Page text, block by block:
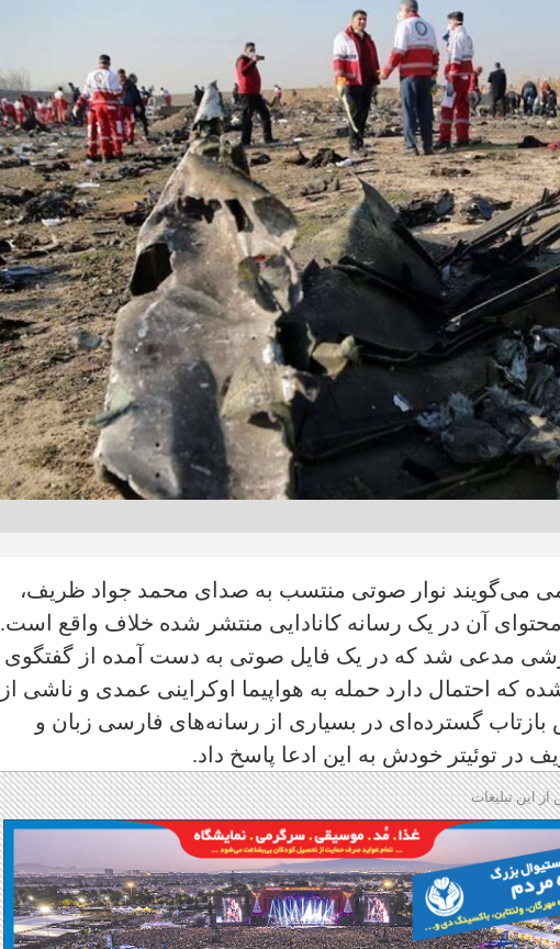
می‌گویند نوار صوتی منتسب به صدای محمد جواد ظریف،
آن در یک رسانه کانادایی منتشر شده خلاف واقع است.
مدعی شد که در یک فایل صوتی به دست آمده از گفتگوی
احتمال دارد حمله به هواپیما اوکراینی عمدی و ناشی از
گسترده‌ای در بسیاری از رسانه‌های فارسی زبان و
توئیتر خودش به این ادعا پاسخ داد.
این تبلیغات